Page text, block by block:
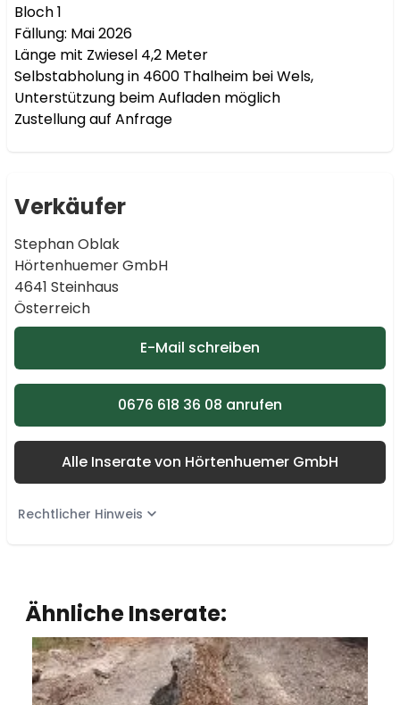
Bloch 1
Fällung: Mai 2026
Länge mit Zwiesel 4,2 Meter
Selbstabholung in 4600 Thalheim bei Wels,
Unterstützung beim Aufladen möglich
Verkäufer
Stephan Oblak
Hörtenhuemer GmbH
4641 Steinhaus
Österreich
E-Mail schreiben
0676 618 36 08 anrufen
Alle Inserate von Hörtenhuemer GmbH
Rechtlicher Hinweis
Ähnliche Inserate: